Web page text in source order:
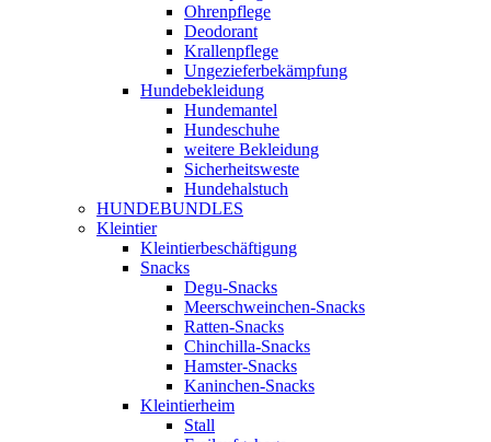
Ohrenpflege
Deodorant
Krallenpflege
Ungezieferbekämpfung
Hundebekleidung
Hundemantel
Hundeschuhe
weitere Bekleidung
Sicherheitsweste
Hundehalstuch
HUNDEBUNDLES
Kleintier
Kleintierbeschäftigung
Snacks
Degu-Snacks
Meerschweinchen-Snacks
Ratten-Snacks
Chinchilla-Snacks
Hamster-Snacks
Kaninchen-Snacks
Kleintierheim
Stall